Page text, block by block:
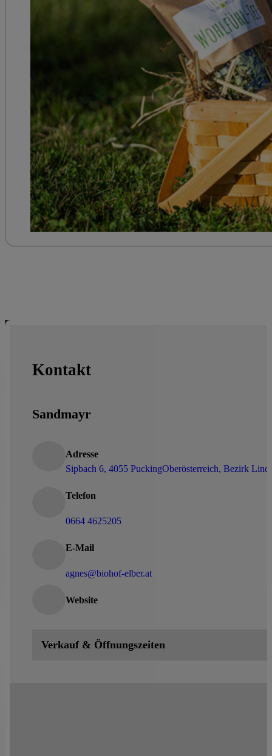
Kontakt
Sandmayr
Adresse
Sipbach 6, 4055 PuckingOberösterreich, Bezirk Lind
Telefon
0664 4625205
E-Mail
agnes@biohof-elber.at
Website
Verkauf & Öffnungszeiten